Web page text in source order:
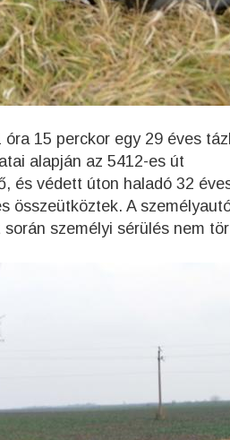
15 perckor egy 29 éves
alapján az 5412-es út
és védett úton haladó 32
összeütköztek. A
személyi sérülés nem